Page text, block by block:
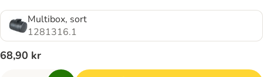
Multibox, sort
1281316.1
68,90 kr